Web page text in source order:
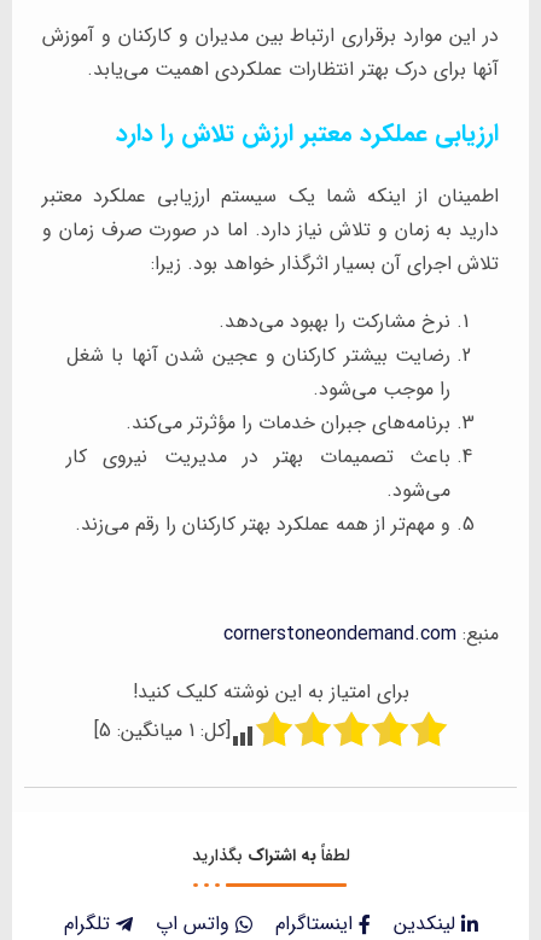
در این موارد برقراری ارتباط بین مدیران و کارکنان و آموزش
آنها برای درک بهتر انتظارات عملکردی اهمیت می‌یابد.
ارزیابی عملکرد معتبر ارزش تلاش را دارد
اطمینان از اینکه شما یک سیستم ارزیابی عملکرد معتبر
دارید به زمان و تلاش نیاز دارد. اما در صورت صرف زمان و
تلاش اجرای آن بسیار اثرگذار خواهد بود. زیرا:
نرخ مشارکت را بهبود می‌دهد.
رضایت بیشتر کارکنان و عجین شدن آنها با شغل
را موجب می‌شود.
برنامه‌های جبران خدمات را مؤثرتر می‌کند.
باعث تصمیمات بهتر در مدیریت نیروی کار
می‌شود.
و مهم‌تر از همه عملکرد بهتر کارکنان را رقم می‌زند.
منبع: cornerstoneondemand.com
برای امتیاز به این نوشته کلیک کنید!
[کل:1 میانگین: 5
]
لطفاًبه اشتراک بگذارید
لینکدین اینستاگرام واتس اپ
تلگرام